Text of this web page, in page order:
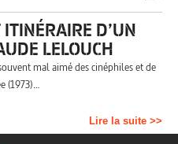
D’UN
LELOUCH
mal aimé des cinéphiles et de
(1973)…
Lire la suite >>